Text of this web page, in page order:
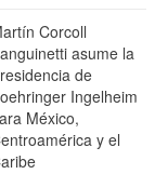
Corcoll
asume la
de
Ingelheim
México,
y el